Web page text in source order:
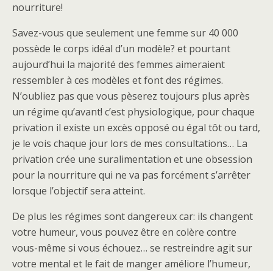
nourriture!
Savez-vous que seulement une femme sur 40 000
possède le corps idéal d’un modèle? et pourtant
aujourd’hui la majorité des femmes aimeraient
ressembler à ces modèles et font des régimes.
N’oubliez pas que vous pèserez toujours plus après
un régime qu’avant! c’est physiologique, pour chaque
privation il existe un excès opposé ou égal tôt ou tard,
je le vois chaque jour lors de mes consultations… La
privation crée une suralimentation et une obsession
pour la nourriture qui ne va pas forcément s’arrêter
lorsque l’objectif sera atteint.
De plus les régimes sont dangereux car: ils changent
votre humeur, vous pouvez être en colère contre
vous-même si vous échouez… se restreindre agit sur
votre mental et le fait de manger améliore l’humeur,